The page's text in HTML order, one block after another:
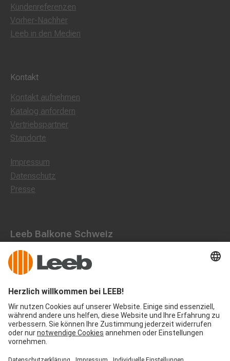
Kundenreferenzen
Vorher-Nachher
Leeb in den Medien
Kontakt
Kontakt aufnehmen
Katalog anfordern
Vertriebspartner
Standorte
Impressum
Datenschutz
Presse
Leeb Balkone Schweiz
Landstraße 71, 8750 Glarus
055 536 16 53
office@leeb-balkone.com